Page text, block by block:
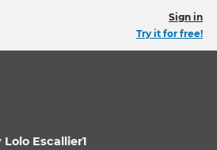
Sign in
Try it for free!
Lolo Escallier1